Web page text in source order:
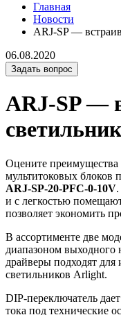
Главная
Новости
ARJ-SP —
06.08.2020
Задать вопрос
ARJ-SP —
Оцените
мультитоковых блоков
ARJ-SP-20-PFC-0-10V
и с легкостью
позволяет экономить
В ассортименте две
диапазоном выходного
драйверы подходят
светильников Arlight.
DIP-переключатель
тока под технические